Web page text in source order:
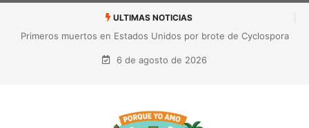
ULTIMAS NOTICIAS
Nuevo golpe a Gianni Infantino: ligas europeas rechazan la
expansión de las competiciones de la FIFA
6 de agosto de 2026